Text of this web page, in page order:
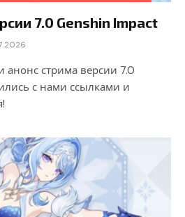
7.0 Genshin Impact
анонс стрима версии 7.0
с нами ссылками и